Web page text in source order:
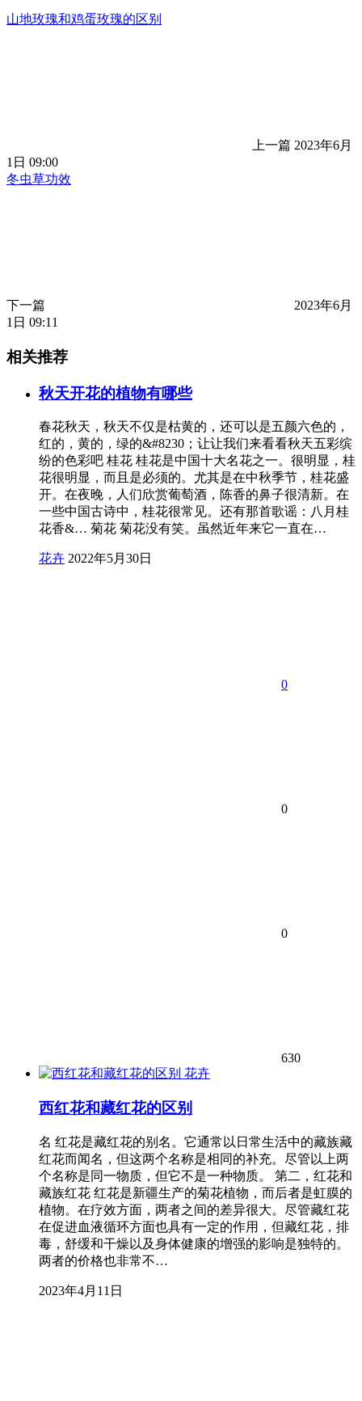
山地玫瑰和鸡蛋玫瑰的区别
上一篇 2023年6月
1日 09:00
冬虫草功效
下一篇
2023年6月
1日 09:11
相关推荐
秋天开花的植物有哪些
春花秋天，秋天不仅是枯黄的，还可以是五颜六色的，
红的，黄的，绿的&#8230；让让我们来看看秋天五彩缤
纷的色彩吧 桂花 桂花是中国十大名花之一。很明显，桂
花很明显，而且是必须的。尤其是在中秋季节，桂花盛
开。在夜晚，人们欣赏葡萄酒，陈香的鼻子很清新。在
一些中国古诗中，桂花很常见。还有那首歌谣：八月桂
花香&… 菊花 菊花没有笑。虽然近年来它一直在…
花卉 2022年5月30日
0
0
0
630
花卉
西红花和藏红花的区别
名 红花是藏红花的别名。它通常以日常生活中的藏族藏
红花而闻名，但这两个名称是相同的补充。尽管以上两
个名称是同一物质，但它不是一种物质。 第二，红花和
藏族红花 红花是新疆生产的菊花植物，而后者是虹膜的
植物。在疗效方面，两者之间的差异很大。尽管藏红花
在促进血液循环方面也具有一定的作用，但藏红花，排
毒，舒缓和干燥以及身体健康的增强的影响是独特的。
两者的价格也非常不…
2023年4月11日